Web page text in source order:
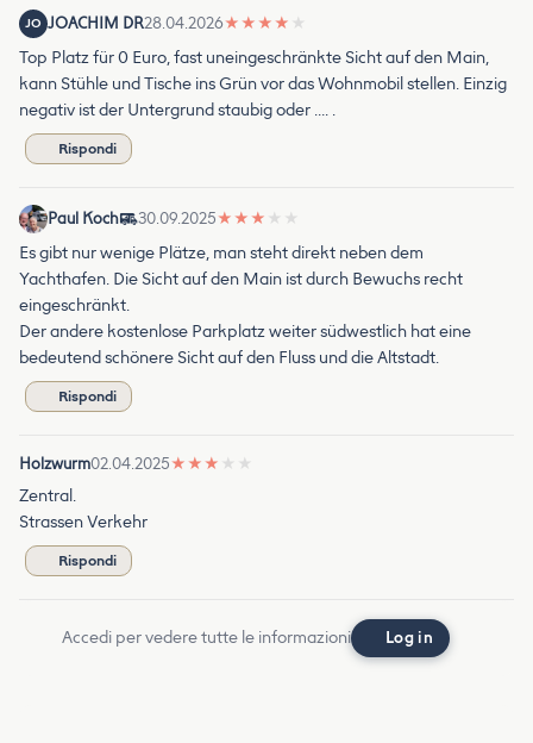
JO JOACHIM DR28.04.2026★ ★ ★ ★ ★
Top Platz für 0 Euro, fast uneingeschränkte Sicht auf den Main,
kann Stühle und Tische ins Grün vor das Wohnmobil stellen. Einzig
negativ ist der Untergrund staubig oder …. .
Rispondi
Paul Koch 30.09.2025★ ★ ★ ★ ★
Es gibt nur wenige Plätze, man steht direkt neben dem
Yachthafen. Die Sicht auf den Main ist durch Bewuchs recht
eingeschränkt.
Der andere kostenlose Parkplatz weiter südwestlich hat eine
bedeutend schönere Sicht auf den Fluss und die Altstadt.
Rispondi
Holzwurm02.04.2025★ ★ ★ ★ ★
Zentral.
Strassen Verkehr
Rispondi
Accedi per vedere tutte le informazioni Log in